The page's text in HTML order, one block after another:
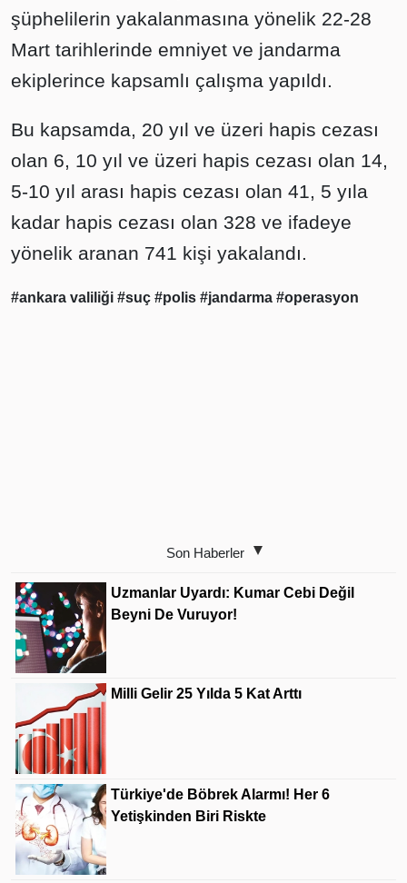
şüphelilerin yakalanmasına yönelik 22-28
Mart tarihlerinde emniyet ve jandarma
ekiplerince kapsamlı çalışma yapıldı.
Bu kapsamda, 20 yıl ve üzeri hapis cezası
olan 6, 10 yıl ve üzeri hapis cezası olan 14,
5-10 yıl arası hapis cezası olan 41, 5 yıla
kadar hapis cezası olan 328 ve ifadeye
yönelik aranan 741 kişi yakalandı.
#ankara valiliği #suç #polis #jandarma #operasyon
Son Haberler
Uzmanlar Uyardı: Kumar Cebi Değil
Beyni De Vuruyor!
Milli Gelir 25 Yılda 5 Kat Arttı
Türkiye'de Böbrek Alarmı! Her 6
Yetişkinden Biri Riskte